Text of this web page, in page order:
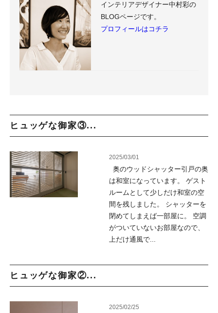
インテリアデザイナー中村彩の
BLOGページです。
プロフィールはコチラ
ヒュッゲな御家③...
2025/03/01
奥のウッドシャッター引戸の奥
は和室になっています。 ゲスト
ルームとして少しだけ和室の空
間を残しました。 シャッターを
閉めてしまえば一部屋に。 空調
がついていないお部屋なので、
上だけ通風で...
ヒュッゲな御家②...
2025/02/25